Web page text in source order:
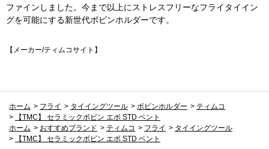
ファインしました。今まで以上にストレスフリーなフライタイイン
グを可能にする新世代ボビンホルダーです。
【メーカー/ティムコサイト】
ホーム > フライ > タイイングツール > ボビンホルダー > ティムコ
>
【TMC】 セラミックボビン エボ STD ベント
ホーム > おすすめブランド > ティムコ > フライ > タイイングツール
>
【TMC】 セラミックボビン エボ STD ベント